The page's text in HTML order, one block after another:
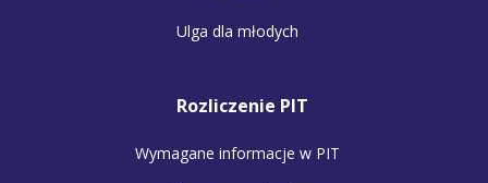
Ulga dla młodych
Rozliczenie PIT
Wymagane informacje w PIT